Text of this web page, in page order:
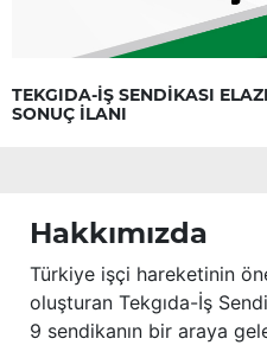
TEKGIDA-İŞ SENDİKASI
SONUÇ İLANI
Hakkımızda
Türkiye işçi hareketinin
oluşturan Tekgıda-İş
9 sendikanın bir araya